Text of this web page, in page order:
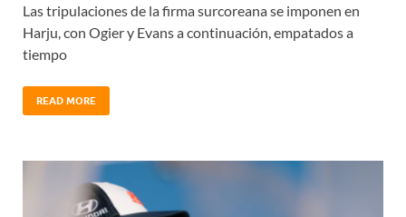
Las tripulaciones de la firma surcoreana se imponen en
Harju, con Ogier y Evans a continuación, empatados a
tiempo
READ MORE